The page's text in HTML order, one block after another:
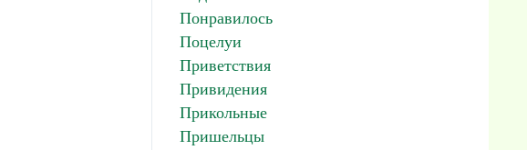
Понравилось
Поцелуи
Приветствия
Привидения
Прикольные
Пришельцы